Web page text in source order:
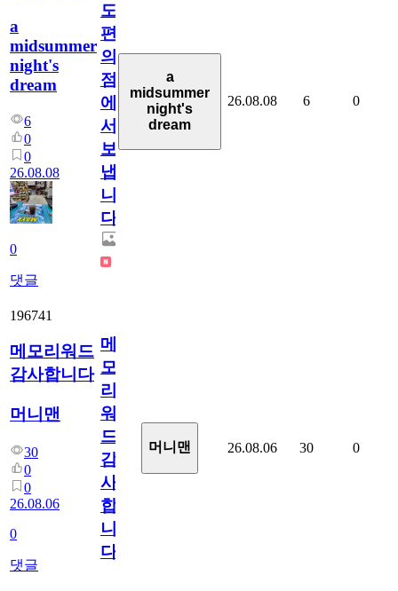
a
midsummer
night's
dream
6
0
0
26.08.08
0
댓글
도
편
의
점
에
서
보
냅
니
다.
a
midsummer
night's
dream
26.08.08 6 0
196741
메모리워드
감사합니다
머니맨
30
0
0
26.08.06
0
댓글
메
모
리
워
드
감
사
합
니
다
머니맨 26.08.06 30 0